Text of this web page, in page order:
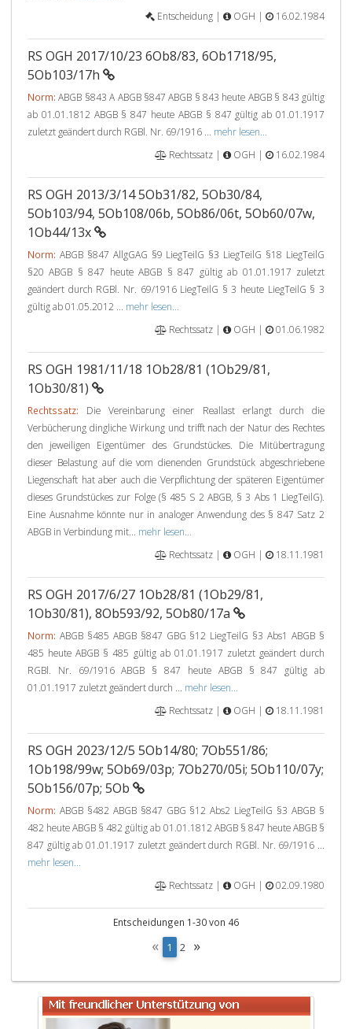
Entscheidung |
OGH | 16.02.1984
RS OGH 2017/10/23 6Ob8/83, 6Ob1718/95,
5Ob103/17h
Norm: ABGB §843 A ABGB §847 ABGB § 843 heute ABGB § 843 gültig
ab 01.01.1812 ABGB § 847 heute ABGB § 847 gültig ab 01.01.1917
zuletzt geändert durch RGBl. Nr. 69/1916 ... mehr lesen...
Rechtssatz |
OGH | 16.02.1984
RS OGH 2013/3/14 5Ob31/82, 5Ob30/84,
5Ob103/94, 5Ob108/06b, 5Ob86/06t, 5Ob60/07w,
1Ob44/13x
Norm: ABGB §847 AllgGAG §9 LiegTeilG §3 LiegTeilG §18 LiegTeilG
§20 ABGB § 847 heute ABGB § 847 gültig ab 01.01.1917 zuletzt
geändert durch RGBl. Nr. 69/1916 LiegTeilG § 3 heute LiegTeilG § 3
gültig ab 01.05.2012 ... mehr lesen...
Rechtssatz |
OGH | 01.06.1982
RS OGH 1981/11/18 1Ob28/81 (1Ob29/81,
1Ob30/81)
Rechtssatz: Die Vereinbarung einer Reallast erlangt durch die
Verbücherung dingliche Wirkung und trifft nach der Natur des Rechtes
den jeweiligen Eigentümer des Grundstückes. Die Mitübertragung
dieser Belastung auf die vom dienenden Grundstück abgeschriebene
Liegenschaft hat aber auch die Verpflichtung der späteren Eigentümer
dieses Grundstückes zur Folge (§ 485 S 2 ABGB, § 3 Abs 1 LiegTeilG).
Eine Ausnahme könnte nur in analoger Anwendung des § 847 Satz 2
ABGB in Verbindung mit... mehr lesen...
Rechtssatz |
OGH | 18.11.1981
RS OGH 2017/6/27 1Ob28/81 (1Ob29/81,
1Ob30/81), 8Ob593/92, 5Ob80/17a
Norm: ABGB §485 ABGB §847 GBG §12 LiegTeilG §3 Abs1 ABGB §
485 heute ABGB § 485 gültig ab 01.01.1917 zuletzt geändert durch
RGBl. Nr. 69/1916 ABGB § 847 heute ABGB § 847 gültig ab
01.01.1917 zuletzt geändert durch ... mehr lesen...
Rechtssatz |
OGH | 18.11.1981
RS OGH 2023/12/5 5Ob14/80; 7Ob551/86;
1Ob198/99w; 5Ob69/03p; 7Ob270/05i; 5Ob110/07y;
5Ob156/07p; 5Ob
Norm: ABGB §482 ABGB §847 GBG §12 Abs2 LiegTeilG §3 ABGB §
482 heute ABGB § 482 gültig ab 01.01.1812 ABGB § 847 heute ABGB §
847 gültig ab 01.01.1917 zuletzt geändert durch RGBl. Nr. 69/1916 ...
mehr lesen...
Rechtssatz |
OGH | 02.09.1980
Entscheidungen 1-30 von 46
« 1
c
r
e
2 »